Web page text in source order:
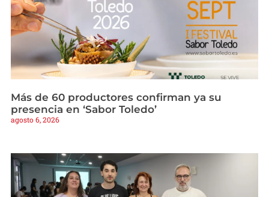
Más de 60 productores confirman ya su
presencia en ‘Sabor Toledo’
agosto 6, 2026